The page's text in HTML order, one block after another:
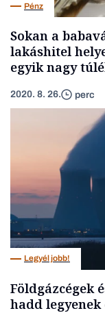
Pénz
Sokan a
lakáshitel
egyik nagy
2020. 8. 26. perc
Legyél jobb!
Földgázcégek
hadd legyenek